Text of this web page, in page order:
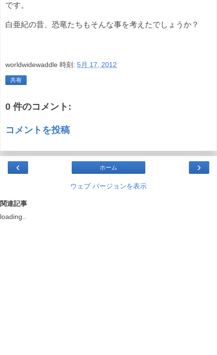
です。
白亜紀の昔、恐竜たちもそんな事を考えたでしょうか？
worldwidewaddle 時刻: 5月 17, 2012
共有
0 件のコメント:
コメントを投稿
‹ ›
ホーム
ウェブ バージョンを表示
関連記事
loading..